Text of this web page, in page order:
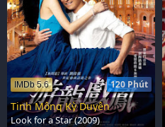
120 Phút
IMDb 5.6
Tinh Mộng Kỳ Duyên
Look for a Star (2009)